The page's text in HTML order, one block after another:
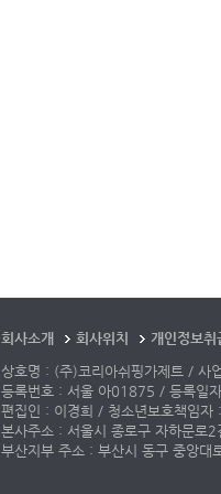
회사소개 회사위치 개인정보취
상호명 : (주)코리아쉬핑가제트 /
등록번호 : 서울 아01875 / 등록일
편집인 : 이경희 / 청소년보호책임
본사주소 : 서울시 종로구 자하문
부산지부 주소 : 부산시 동구 중